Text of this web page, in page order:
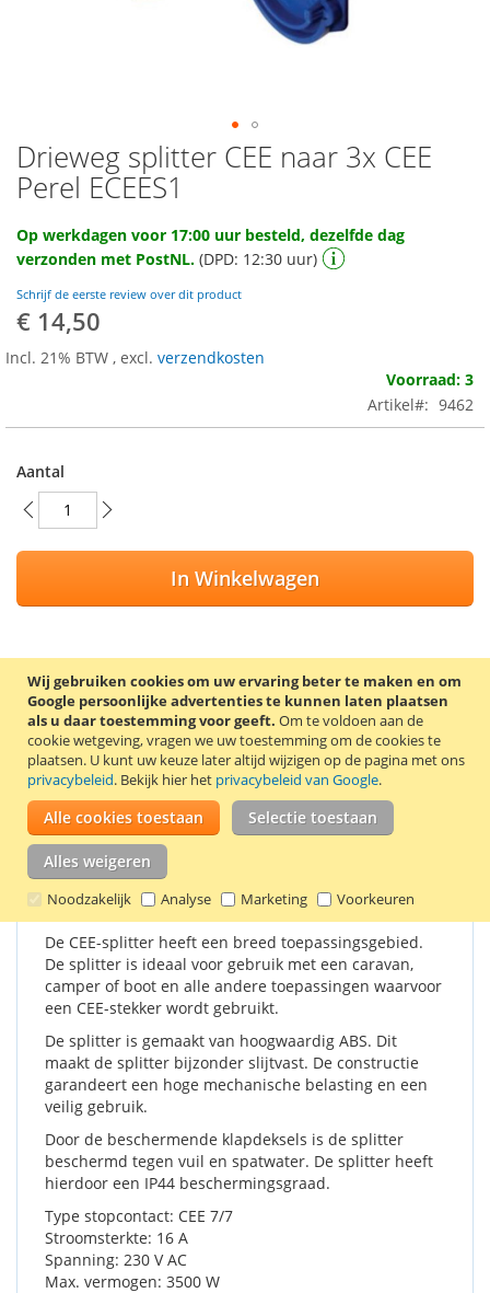
Wij gebruiken cookies om uw ervaring beter te maken en om
Google persoonlijke advertenties te kunnen laten plaatsen
als u daar toestemming voor geeft. Om te voldoen aan de
cookie wetgeving, vragen we uw toestemming om de cookies te
plaatsen. U kunt uw keuze later altijd wijzigen op de pagina met ons
privacybeleid. Bekijk hier het privacybeleid van Google.
Alle cookies toestaan Selectie toestaan
Alles weigeren
Noodzakelijk Analyse Marketing Voorkeuren
Ga
naar
het
van
de
gallerij
Drieweg splitter CEE naar 3x CEE
Perel ECEES1
Op werkdagen voor 17:00 uur besteld, dezelfde dag
verzonden met PostNL. (DPD: 12:30 uur)
Schrijf de eerste review over dit product
€ 14,50
Incl. 21% BTW , excl. verzendkosten
Voorraad: 3
Artikel
9462
Aantal
In Winkelwagen
VOEG TOE AAN VERLANGLIJST
TOEVOEGEN OM TE VERGELIJKEN
Deze drieweg CEE-splitter creëert 2 extra aansluitpunten voor
CEE-stekkers. De CEE-splitter heeft een IP44
beschermingsgraad en een maximum vermogen van 3500 W.
Details Productkenmerken
De CEE-splitter heeft een breed toepassingsgebied.
De splitter is ideaal voor gebruik met een caravan,
camper of boot en alle andere toepassingen waarvoor
een CEE-stekker wordt gebruikt.
De splitter is gemaakt van hoogwaardig ABS. Dit
maakt de splitter bijzonder slijtvast. De constructie
garandeert een hoge mechanische belasting en een
veilig gebruik.
Door de beschermende klapdeksels is de splitter
beschermd tegen vuil en spatwater. De splitter heeft
hierdoor een IP44 beschermingsgraad.
Type stopcontact: CEE 7/7
Stroomsterkte: 16 A
Spanning: 230 V AC
Max. vermogen: 3500 W